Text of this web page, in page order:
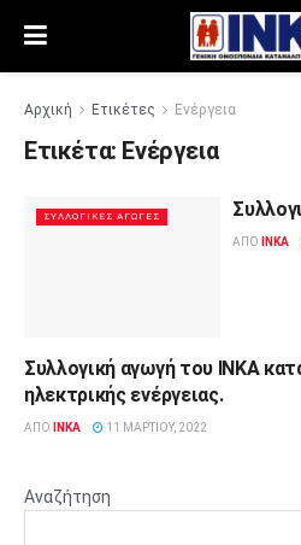
Αρχική Ετικέτες Ενέργεια
Ετικέτα: Ενέργεια
ΣΥΛΛΟΓΙΚΈΣ ΑΓΩΓΈΣ
ΑΠΌ INKA
ΔΕΛΤΊΑ ΤΎΠΟΥ
Συλλογική αγωγή του ΙΝΚΑ
ηλεκτρικής ενέργειας.
ΑΠΌ INKA 11 ΜΑΡΤΊΟΥ, 2022
Αναζήτηση